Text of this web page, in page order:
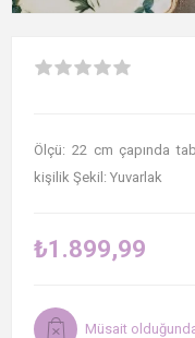
Ölçü: 22 cm çapında
kişilik Şekil: Yuvarlak
₺1.899,99
Müsait